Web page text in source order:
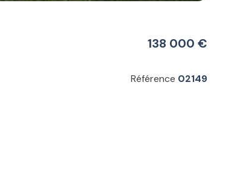
138 000 €
Référence 02149